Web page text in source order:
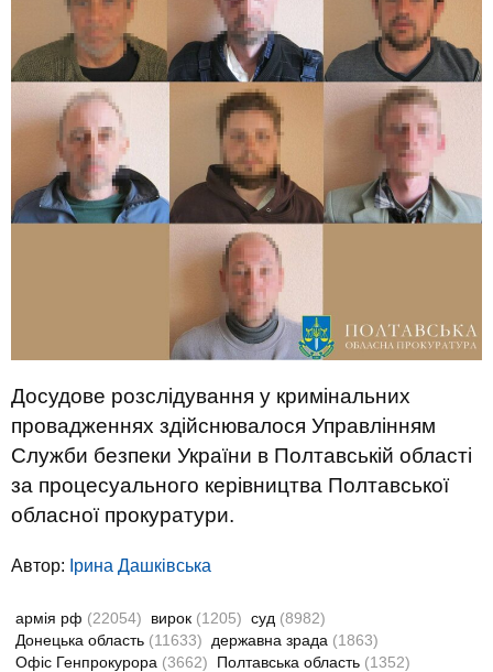
Досудове розслідування у кримінальних
провадженнях здійснювалося Управлінням
Служби безпеки України в Полтавській області
за процесуального керівництва Полтавської
обласної прокуратури.
Автор: Ірина Дашківська
армія рф (22054) вирок (1205) суд (8982)
Донецька область (11633) державна зрада (1863)
Офіс Генпрокурора (3662) Полтавська область (1352)